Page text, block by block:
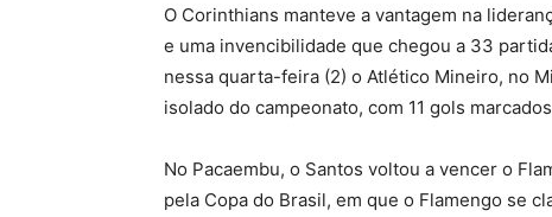
O Corinthians manteve a vantagem na
e uma invencibilidade que chegou a 33
nessa quarta-feira (2) o Atlético Mineiro, no
isolado do campeonato, com 11 gols
No Pacaembu, o Santos voltou a vencer o
pela Copa do Brasil, em que o Flamengo se